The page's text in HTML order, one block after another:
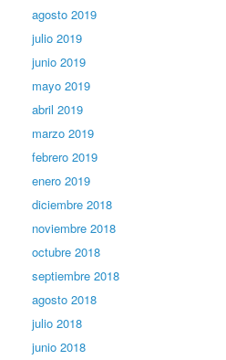
agosto 2019
julio 2019
junio 2019
mayo 2019
abril 2019
marzo 2019
febrero 2019
enero 2019
diciembre 2018
noviembre 2018
octubre 2018
septiembre 2018
agosto 2018
julio 2018
junio 2018